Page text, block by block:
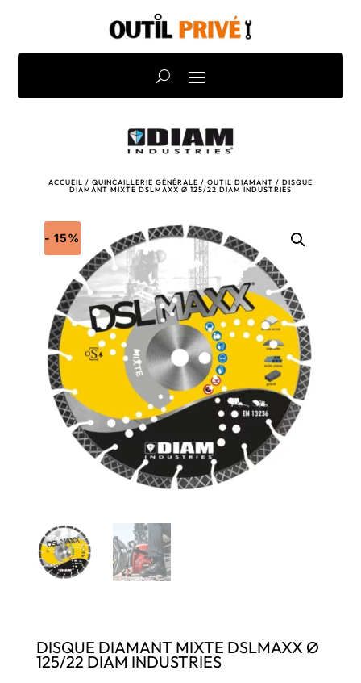
ACCUEIL / QUINCAILLERIE GÉNÉRALE / OUTIL DIAMANT / DISQUE
DIAMANT MIXTE DSLMAXX Ø 125/22 DIAM INDUSTRIES
- 15%
DISQUE DIAMANT MIXTE DSLMAXX Ø
125/22 DIAM INDUSTRIES